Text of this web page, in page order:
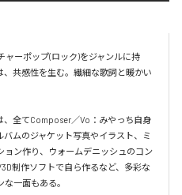
ーポップ(ロック)をジャンルに持
共感性を生む。繊細な歌詞と暖かい
、全てComposer／Vo：みやっち自身
ムのジャケット写真やイラスト、ミ
ョン作り、ウォームデニッシュのコン
制作ソフトで自ら作るなど、多彩な
一面もある。